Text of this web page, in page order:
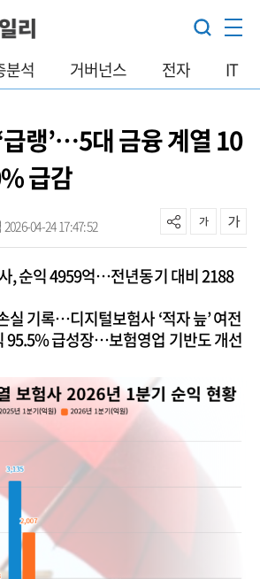
분석 거버넌스 전자 IT
급랭’…5대 금융 계열 10
급감
2026-04-24 17:47:52
, 순익 4959억…전년동기 대비 2188
실 기록…디지털보험사 ‘적자 늪’ 여전
95.5% 급성장…보험영업 기반도 개선